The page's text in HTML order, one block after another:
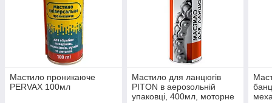
Мастило проникаюче
PERVAX 100мл
Мастило для ланцюгів
PITON в аерозольній
упаковці, 400мл, моторне